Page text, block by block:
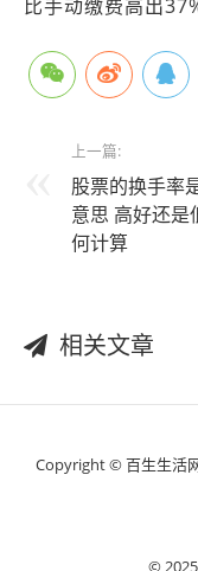
比手动缴费高出
上一篇:
股票的换手率
意思 高好还是
何计算
相关文章
Copyright © 百生生活
©